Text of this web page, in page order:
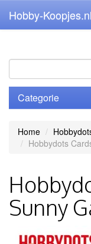
Hobby-Koopjes.nl
Categorie
Home
Hobbydots
Sunny